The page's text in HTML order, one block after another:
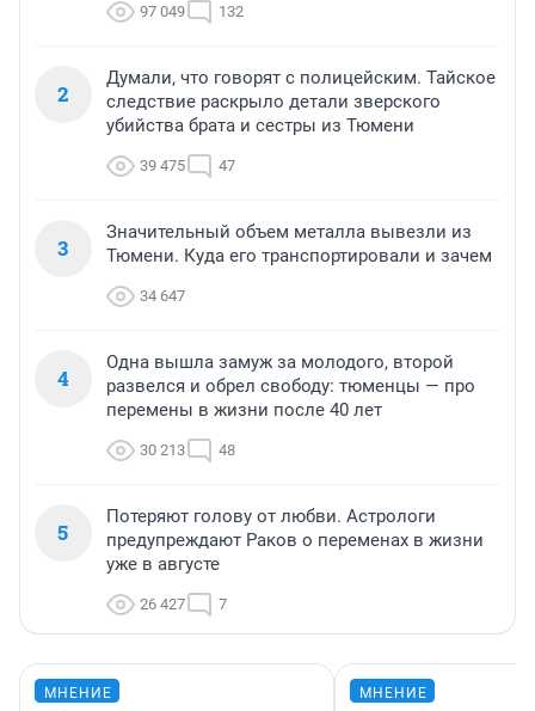
97 049 132
2
Думали, что говорят с полицейским. Тайское
следствие раскрыло детали зверского
убийства брата и сестры из Тюмени
39 475 47
3
Значительный объем металла вывезли из
Тюмени. Куда его транспортировали и зачем
34 647
4
Одна вышла замуж за молодого, второй
развелся и обрел свободу: тюменцы — про
перемены в жизни после 40 лет
30 213 48
5
Потеряют голову от любви. Астрологи
предупреждают Раков о переменах в жизни
уже в августе
26 427 7
МНЕНИЕ МНЕНИЕ